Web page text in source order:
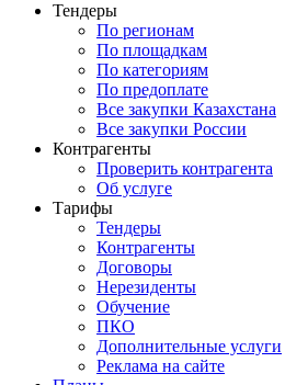
Тендеры
По регионам
По площадкам
По категориям
По предоплате
Все закупки Казахстана
Все закупки России
Контрагенты
Проверить контрагента
Об услуге
Тарифы
Тендеры
Контрагенты
Договоры
Нерезиденты
Обучение
ПКО
Дополнительные услуги
Реклама на сайте